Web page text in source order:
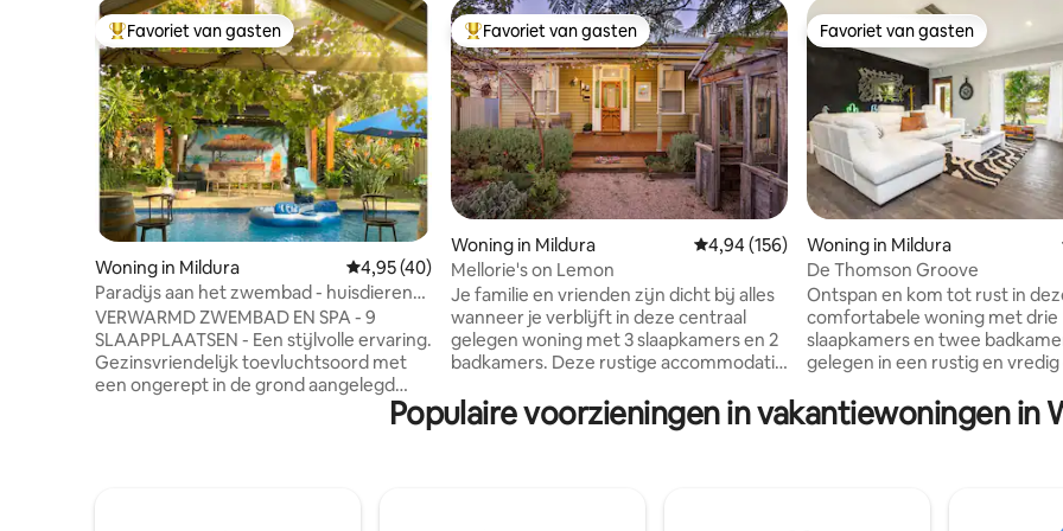
Topfavoriet van gasten
Favoriet van gasten
Woning in Mildura Gemiddelde beoordeling van 4,95 uit 5, 40 recensies
4,95 (40)
Paradijs aan het zwembad - huisdieren
toegestaan
VERWARMD ZWEMBAD EN SPA - 9
SLAAPPLAATSEN - Een stijlvolle ervaring.
Gezinsvriendelijk toevluchtsoord met
een ongerept in de grond aangelegd
Topfavoriet van gasten
Favoriet van gasten
Woning in Mildura Gemiddelde beoordeling van 4,94 uit 5, 156
4,94 (156)
Mellorie's on Lemon
Je familie en vrienden zijn dicht bij alles
wanneer je verblijft in deze centraal
gelegen woning met 3 slaapkamers en 2
badkamers. Deze rustige accommodatie
weinig te doen als je wilt, met zijn
enorme achtertuin is het niet moeilijk
Favoriet van gasten
Favoriet van gasten
Woning in Mildura
De Thomson Groove
Ontspan en kom tot rust in
comfortabele woning met drie
slaapkamers en twee
gelegen in een rustig en vredig
werelden met een korte
de Murray-rivier, waar je de
en de winkels van Mildura.
Populaire voorzieningen in vakantiewoningen in